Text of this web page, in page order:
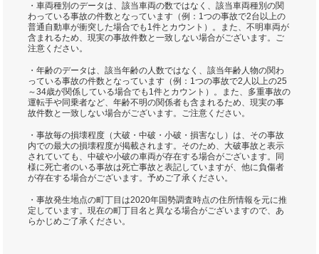
・車両種別のデータは、該当車両の数ではなく、該当車両種別の関
わっている事故の件数となっています（例：1つの事故で2台以上の
普通自動車が衝突した場合でも1件とカウント）。また、不明車両が
含まれるため、現実の事故件数と一致しない場合がございます。ご
注意ください。
・年齢のデータは、該当年齢の人数ではなく、該当年齢人物の関わ
っている事故の件数となっています（例：1つの事故で2人以上の25
～34歳が関係している場合でも1件とカウント）。また、多重事故の
運転手や同乗者など、年齢不明の関係者も含まれるため、現実の事
故件数と一致しない場合がございます。ご注意ください。
・事故毎の損壊程度（大破・中破・小破・損害なし）は、その事故
内での最大の損壊程度が掲載されます。そのため、大破事故と表示
されていても、中破や小破の車両が存在する場合がございます。同
様に死亡者のいる事故は死亡事故と表記していますが、他に負傷者
が存在する場合がございます。予めご了承ください。
・事故発生地点の町丁目は2020年国勢調査時点の住所情報を元に推
定しています。現在の町丁目名と異なる場合がございますので、あ
らかじめご了承ください。